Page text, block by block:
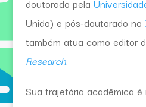
doutorado pela
Unido) e pós-doutorado no
também atua como editor
Research.
Sua trajetória acadêmica é